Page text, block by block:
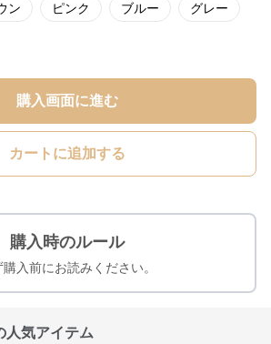
ン ピンク ブルー グレー
購入画面に進む
カートに追加する
購入時のルール
購入前にお読みください。
人気アイテム